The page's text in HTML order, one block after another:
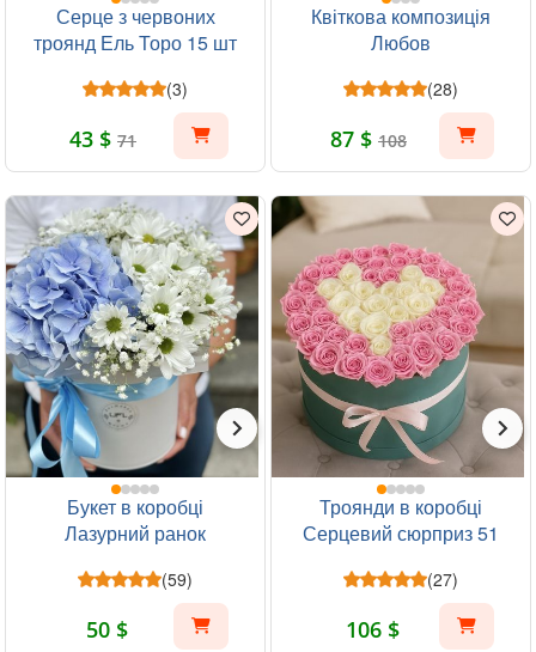
Серце з червоних
троянд Ель Торо 15 шт
(3)
43 $ 71
Квіткова композиція
Любов
(28)
87 $ 108
Букет в коробці
Лазурний ранок
(59)
50 $
Троянди в коробці
Серцевий сюрприз 51
(27)
106 $